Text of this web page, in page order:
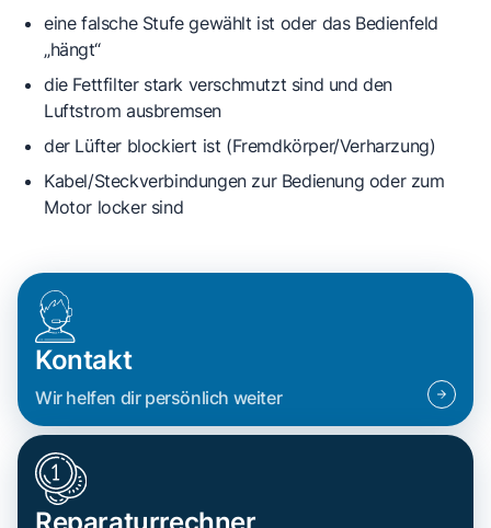
eine falsche Stufegewählt ist oder das Bedienfeld
„hängt“
die Fettfilter stark verschmutzt sind und den
Luftstrom ausbremsen
der Lüfter blockiert ist (Fremdkörper/Verharzung)
Kabel/Steckverbindungenzur Bedienung oder zum
Motor locker sind
Kontakt
Wir helfen dir persönlich weiter